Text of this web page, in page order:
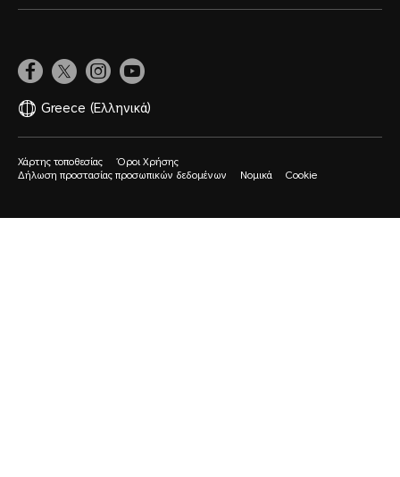
Greece (Ελληνικά)
Χάρτης τοποθεσίας
Όροι Χρήσης
Δήλωση προστασίας προσωπικών δεδομένων
Νομικά Cookie